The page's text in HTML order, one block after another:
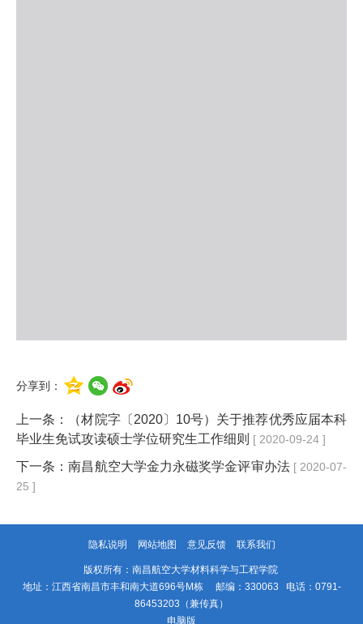
分享到：
上一条：
（材院字〔2020〕10号）关于推荐优秀应届本科
毕业生免试攻读硕士学位研究生工作细则 [ 2020-09-24 ]
下一条：南昌航空大学金力永磁奖学金评审办法 [ 2020-07-
25 ]
隐私说明 网站地图 意见反馈 联系我们
版权所有：南昌航空大学材料科学与工程学院
地址：江西省南昌市丰和南大道696号M栋 邮编：330063 电话：0791-
86453203（兼传真）
电脑版